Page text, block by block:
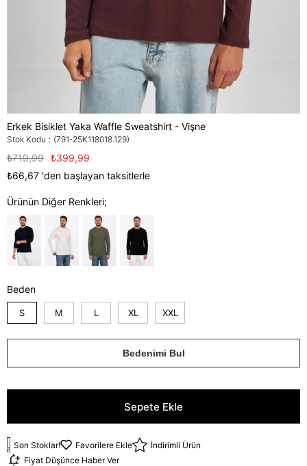
Erkek Bisiklet Yaka Waffle Sweatshirt - Vişne
Stok Kodu (791-25K118018.129)
₺719,99 ₺399,99
₺66,67 'den başlayan taksitlerle
Ürünün Diğer Renkleri;
Beden
S M L XL XXL
Bedenimi Bul
Son Stoklar! Favorilere Ekle
İndirimli Ürün
Fiyat Düşünce Haber Ver